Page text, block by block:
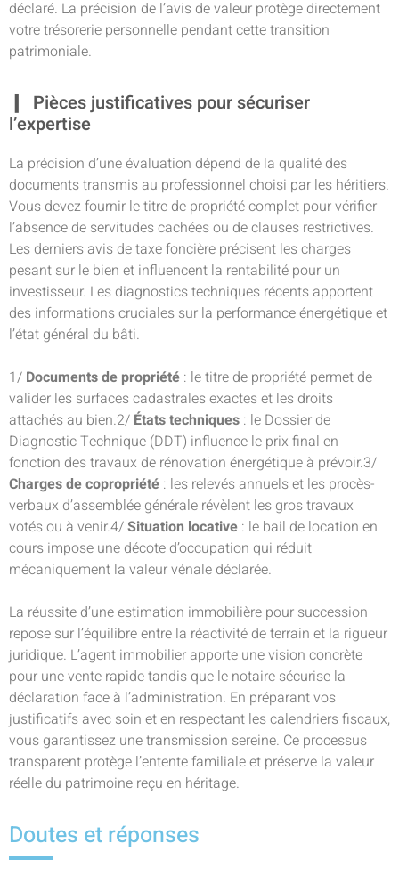
déclaré. La précision de l’avis de valeur protège directement
votre trésorerie personnelle pendant cette transition
patrimoniale.
Pièces justificatives pour sécuriser
l’expertise
La précision d’une évaluation dépend de la qualité des
documents transmis au professionnel choisi par les héritiers.
Vous devez fournir le titre de propriété complet pour vérifier
l’absence de servitudes cachées ou de clauses restrictives.
Les derniers avis de taxe foncière précisent les charges
pesant sur le bien et influencent la rentabilité pour un
investisseur. Les diagnostics techniques récents apportent
des informations cruciales sur la performance énergétique et
l’état général du bâti.
1/ Documents de propriété : le titre de propriété permet de
valider les surfaces cadastrales exactes et les droits
attachés au bien.2/ États techniques : le Dossier de
Diagnostic Technique (DDT) influence le prix final en
fonction des travaux de rénovation énergétique à prévoir.3/
Charges de copropriété : les relevés annuels et les procès-
verbaux d’assemblée générale révèlent les gros travaux
votés ou à venir.4/Situation locative : le bail de location en
cours impose une décote d’occupation qui réduit
mécaniquement la valeur vénale déclarée.
La réussite d’une estimation immobilière pour succession
repose sur l’équilibre entre la réactivité de terrain et la rigueur
juridique. L’agent immobilier apporte une vision concrète
pour une vente rapide tandis que le notaire sécurise la
déclaration face à l’administration. En préparant vos
justificatifs avec soin et en respectant les calendriers fiscaux,
vous garantissez une transmission sereine. Ce processus
transparent protège l’entente familiale et préserve la valeur
réelle du patrimoine reçu en héritage.
Doutes et réponses